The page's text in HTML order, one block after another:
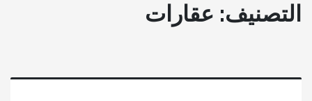
التصنيف: عقارات